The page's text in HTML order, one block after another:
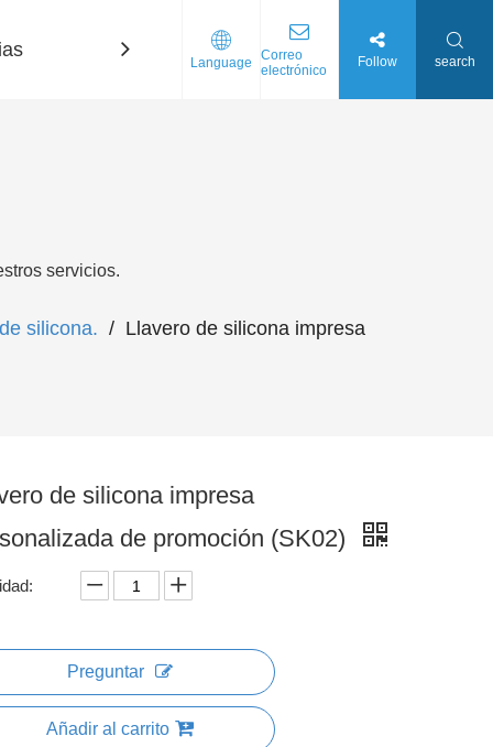
Contáctenos
Language
Correo
electrónico
Follow search
servicios.
silicona. / Llavero de silicona impresa
de silicona impresa
de promoción (SK02)
Preguntar
Añadir al carrito